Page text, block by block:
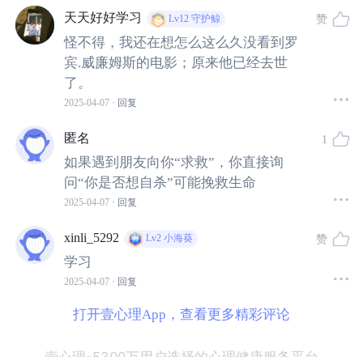
而这一不幸事件发生后9小时内，香港地区有6人选择跳楼
自杀，当月自杀率激增32%。
而部分媒体将自杀细节浪漫化 （如报道使用“绝色伤口”“飘
然而去”等词汇），甚至
天天好好学习 Lv12 守护鲸
怪不得，我还在想怎么这么久没看到罗
宾.威廉姆斯的电影；原来他已经去世
了。
2025-04-07 · 回复
赞
匿名
如果遇到朋友向你“求救”，你直接询
问“你是否想自杀”可能挽救生命
2025-04-07 · 回复
1
xinli_5292 Lv2 小海葵
学习
2025-04-07 · 回复
赞
打开壹心理App，查看更多精彩评论